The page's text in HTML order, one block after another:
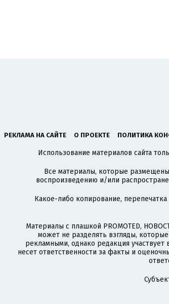
РЕКЛАМА НА САЙТЕ О ПРОЕКТЕ ПОЛИТИКА
Использование материалов сайта
Все материалы, которые размещены
воспроизведению и/или
Какое-либо копирование,
Материалы с плашкой PROMOTED,
может не разделять взгляды,
рекламными, однако редакция участвует
несет ответственности за факты и